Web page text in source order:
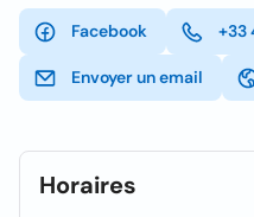
Facebook +33
Envoyer un email
Horaires